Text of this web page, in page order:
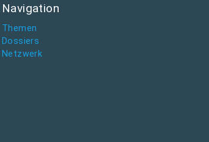
Navigation
Themen
Dossiers
Netzwerk